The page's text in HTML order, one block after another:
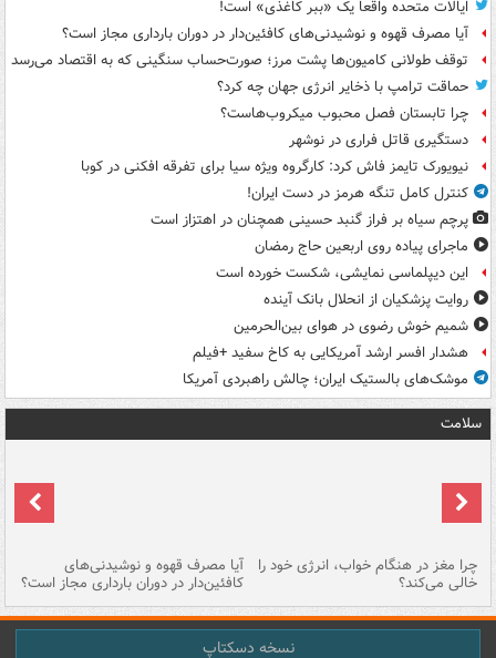
ایالات متحده واقعاً یک «ببر کاغذی» است!
آیا مصرف قهوه و نوشیدنی‌های کافئین‌دار در دوران بارداری مجاز است؟
توقف طولانی کامیون‌ها پشت مرز؛ صورت‌حساب سنگینی که به اقتصاد می‌رسد
حماقت ترامپ با ذخایر انرژی جهان چه کرد؟
چرا تابستان فصل محبوب میکروب‌هاست؟
دستگیری قاتل فراری در نوشهر
نیویورک تایمز فاش کرد: کارگروه ویژه سیا برای تفرقه افکنی در کوبا
کنترل کامل تنگه هرمز در دست ایران!
پرچم سیاه بر فراز گنبد حسینی همچنان در اهتزاز است
ماجرای پیاده روی اربعین حاج رمضان
این دیپلماسی نمایشی، شکست خورده است
روایت پزشکیان از انحلال بانک آینده
شمیم خوش رضوی در هوای بین‌الحرمین
هشدار افسر ارشد آمریکایی به کاخ سفید +فیلم
موشک‌های بالستیک ایران؛ چالش راهبردی آمریکا
سلامت
چرا مغز در هنگام خواب، انرژی خود را
خالی می‌کند؟
آیا مصرف قهوه و نوشیدنی‌های
کافئین‌دار در دوران بارداری مجاز است؟
نسخه دسکتاپ